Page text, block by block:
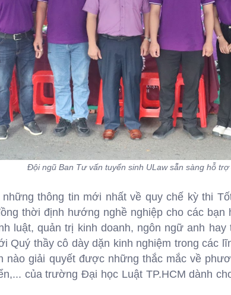
Đội ngũ Ban Tư vấn tuyển sinh ULaw sẵn sàng hỗ trợ
thông tin mới nhất về quy chế kỳ thi
thời định hướng nghề nghiệp cho các
luật, quản trị kinh doanh, ngôn ngữ anh
Quý thầy cô dày dặn kinh nghiệm trong các
nào giải quyết được những thắc mắc về
của trường Đại học Luật TP.HCM dành